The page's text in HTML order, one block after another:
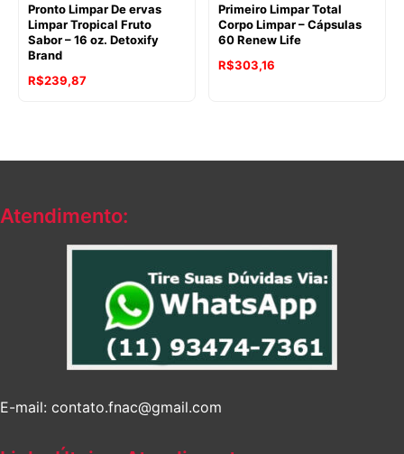
Pronto Limpar De ervas
Limpar Tropical Fruto
Sabor – 16 oz. Detoxify
Brand
O
R$239,87O
Primeiro Limpar Total
Corpo Limpar – Cápsulas
60 Renew Life
R$303,16
Atendimento:
E-mail: contato.fnac@gmail.com